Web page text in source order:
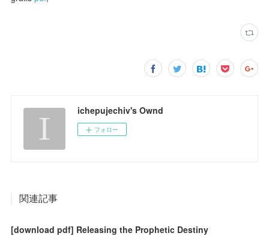
ichepujechiv's Ownd
フォロー
関連記事
[download pdf] Releasing the Prophetic Destiny